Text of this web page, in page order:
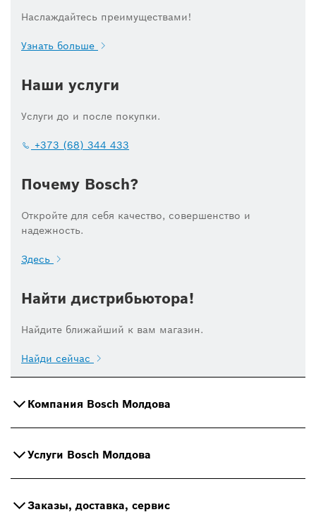
Наслаждайтесь преимуществами!
Узнать больше
Наши услуги
Услуги до и после покупки.
+373 (68) 344 433
Почему Bosch?
Откройте для себя качество, совершенство и
надежность.
Здесь
Найти дистрибьютора!
Найдите ближайший к вам магазин.
Найди сейчас
Компания Bosch Молдова
Услуги Bosch Молдова
Заказы, доставка, сервис